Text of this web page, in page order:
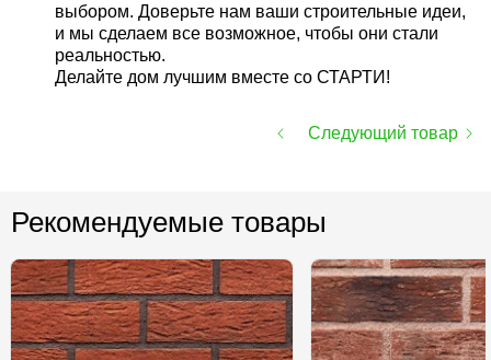
выбором. Доверьте нам ваши строительные идеи,
и мы сделаем все возможное, чтобы они стали
реальностью.
Делайте дом лучшим вместе со СТАРТИ!
Следующий товар
Рекомендуемые товары